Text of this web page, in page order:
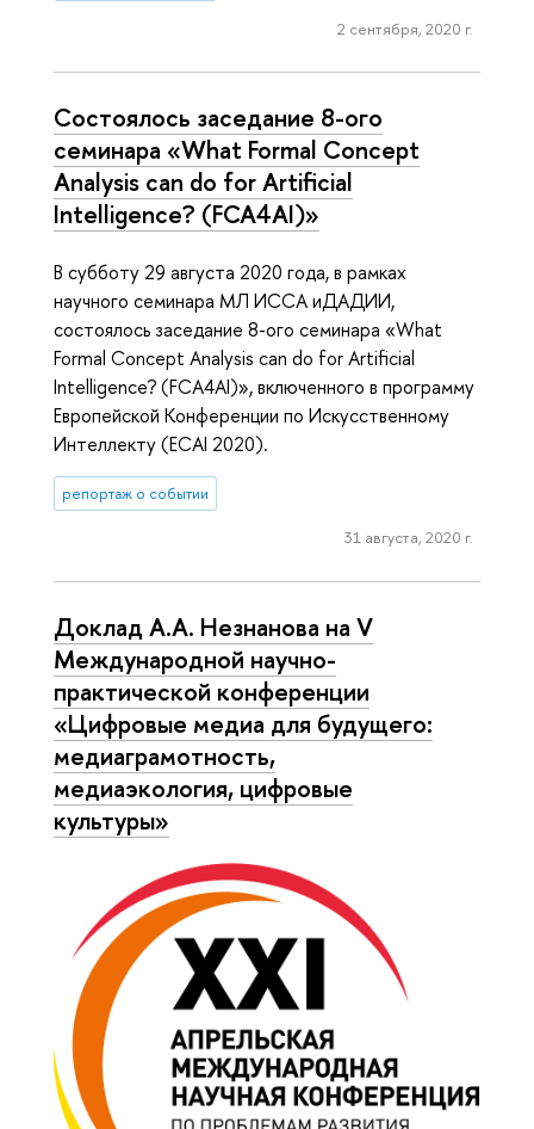
2 сентября, 2020 г.
Состоялось заседание 8-ого
семинара «What Formal Concept
Analysis can do for Artificial
Intelligence? (FCA4AI)»
В субботу 29 августа 2020 года, в рамках
научного семинара МЛ ИССА иДАДИИ,
состоялось заседание 8-ого семинара «What
Formal Concept Analysis can do for Artificial
Intelligence? (FCA4AI)», включенного в программу
Европейской Конференции по Искусственному
Интеллекту (ECAI 2020).
репортаж о событии
31 августа, 2020 г.
Доклад А.А. Незнанова на V
Международной научно-
практической конференции
«Цифровые медиа для будущего:
медиаграмотность,
медиаэкология, цифровые
культуры»